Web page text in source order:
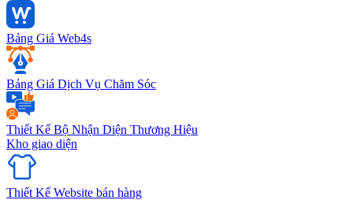
Bảng Giá Web4s
Bảng Giá Dịch Vụ Chăm Sóc
Thiết Kế Bộ Nhận Diện Thương Hiệu
Kho giao diện
Thiết Kế Website bán hàng